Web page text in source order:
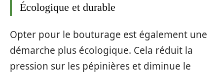
Écologique et durable
Opter pour le bouturage est également une
démarche plus écologique. Cela réduit la
pression sur les pépinières et diminue le